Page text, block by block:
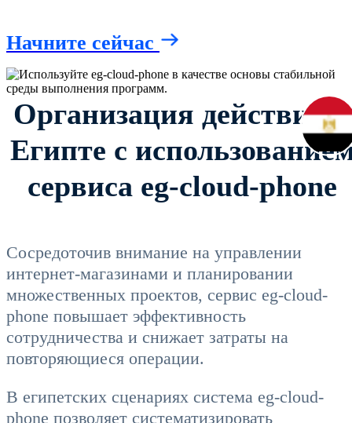
Начните сейчас
Организация действий в
Египте с
сервиса eg-cloud-phone
Сосредоточив внимание на управлении
интернет-магазинами и планировании
множественных проектов, сервис eg-cloud-
phone повышает эффективность
сотрудничества и снижает затраты на
повторяющиеся операции.
В египетских сценариях система eg-cloud-
phone позволяет систематизировать